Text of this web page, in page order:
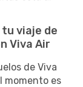
viaje de
Viva Air
de Viva
momento es